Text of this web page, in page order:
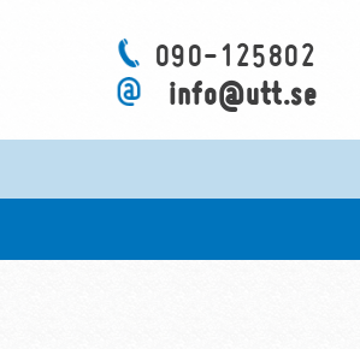
090-125802
info@utt.se